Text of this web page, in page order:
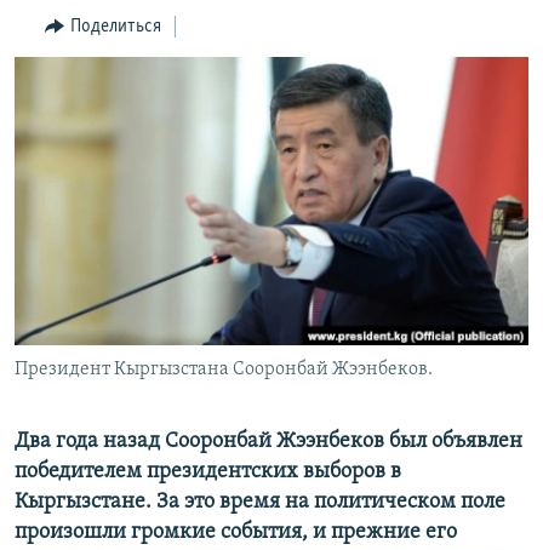
поискуЎЗБЕКЧА
TÜRKMENÇE
Поделиться
Президент Кыргызстана Сооронбай Жээнбеков.
Два года назад Сооронбай Жээнбеков был объявлен
победителем президентских выборов в
Кыргызстане. За это время на политическом поле
произошли громкие события, и прежние его